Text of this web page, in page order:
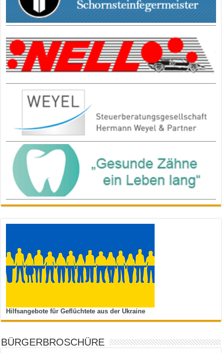
Hilfsangebote für Geflüchtete aus der Ukraine
BÜRGERBROSCHÜRE